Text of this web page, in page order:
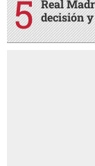
Real
decisión